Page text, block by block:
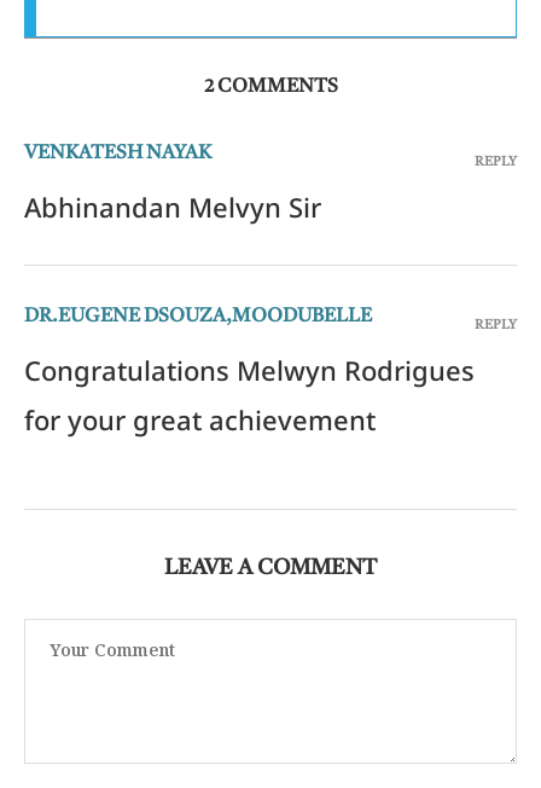
2 COMMENTS
VENKATESH NAYAK
Abhinandan Melvyn Sir
REPLY
DR.EUGENE DSOUZA,MOODUBELLE
Congratulations Melwyn Rodrigues
for your great achievement
REPLY
LEAVE A COMMENT